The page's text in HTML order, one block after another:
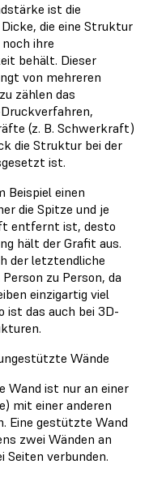
ist die
die eine Struktur
ihre
behält. Dieser
von mehreren
zählen das
(z. B. Schwerkraft)
die Struktur bei der
ist.
Beispiel einen
die Spitze und je
entfernt ist, desto
hält der Grafit aus.
der letztendliche
zu Person, da
einzigartig viel
ist das auch bei 3D-
Wände
Wand ist nur an einer
mit einer anderen
Eine gestützte Wand
zwei Wänden an
Seiten verbunden.